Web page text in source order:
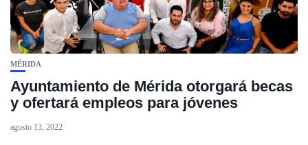
MÉRIDA
Ayuntamiento de Mérida otorgará becas
y ofertará empleos para jóvenes
agosto 13, 2022